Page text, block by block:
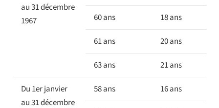
au 31 décembre
1967
60 ans 18 ans
61 ans 20 ans
63 ans 21 ans
Du 1er janvier
au 31 décembre
58 ans 16 ans